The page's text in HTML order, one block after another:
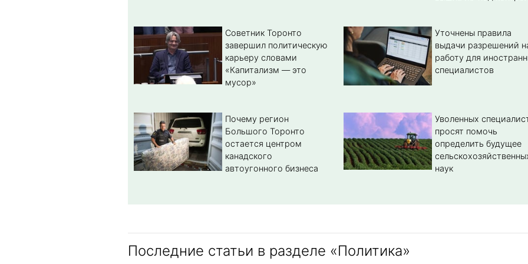
Советник Торонто
завершил политическую
карьеру словами
«Капитализм — это
мусор»
Уточнены правила
выдачи разрешений
работу для
специалистов
Почему регион
Большого Торонто
остается центром
канадского
автоугонного бизнеса
Уволенных
просят помочь
определить будущее
наук
Последние статьи в разделе «Политика»